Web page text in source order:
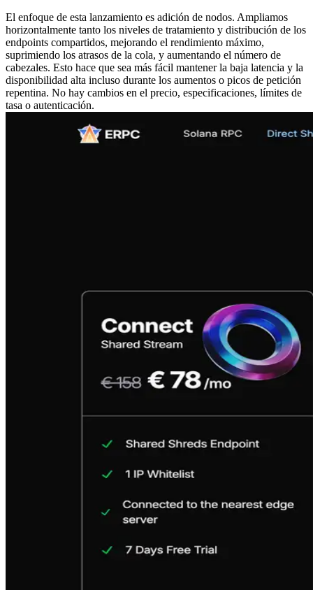
El enfoque de esta lanzamiento es adición de nodos. Ampliamos
horizontalmente tanto los niveles de tratamiento y distribución de los
endpoints compartidos, mejorando el rendimiento máximo,
suprimiendo los atrasos de la cola, y aumentando el número de
cabezales. Esto hace que sea más fácil mantener la baja latencia y la
disponibilidad alta incluso durante los aumentos o picos de petición
repentina. No hay cambios en el precio, especificaciones, límites de
tasa o autenticación.